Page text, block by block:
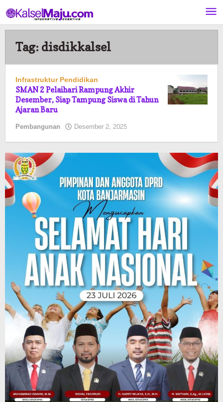
ke
konten
Tag: disdikkalsel
Infrastruktur Pendidikan
SMAN 2 Pelaihari Rampung Akhir
Desember, Siap Tampung Siswa di Tahun
Ajaran Baru
Pembangunan Desember 2, 2025